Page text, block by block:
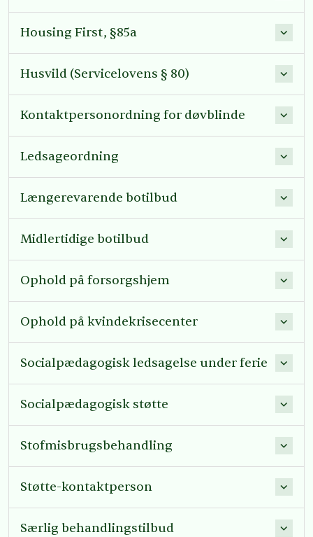
Housing First, §85a
Husvild (Servicelovens § 80)
Kontaktpersonordning for døvblinde
Ledsageordning
Længerevarende botilbud
Midlertidige botilbud
Ophold på forsorgshjem
Ophold på kvindekrisecenter
Socialpædagogisk ledsagelse under ferie
Socialpædagogisk støtte
Stofmisbrugsbehandling
Støtte-kontaktperson
Særlig behandlingstilbud